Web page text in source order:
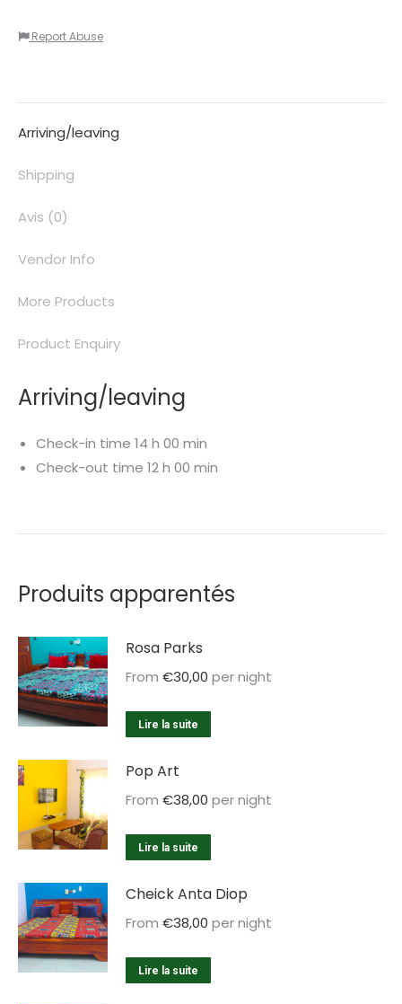
X
Pinterest
Report Abuse
Arriving/leaving
Shipping
Avis (0)
Vendor Info
More Products
Product Enquiry
Arriving/leaving
Check-in time 14 h 00 min
Check-out time 12 h 00 min
Produits apparentés
Rosa Parks
From €30,00 per night
Lire la suite
Pop Art
From €38,00 per night
Lire la suite
Cheick Anta Diop
From €38,00 per night
Lire la suite